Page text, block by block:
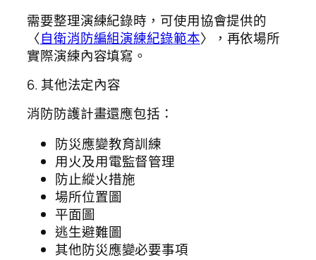
需要整理演練紀錄時，可使用協會提供的
〈自衛消防編組演練紀錄範本〉，再依場所
實際演練內容填寫。
6. 其他法定內容
消防防護計畫還應包括：
防災應變教育訓練
用火及用電監督管理
防止縱火措施
場所位置圖
平面圖
逃生避難圖
其他防災應變必要事項